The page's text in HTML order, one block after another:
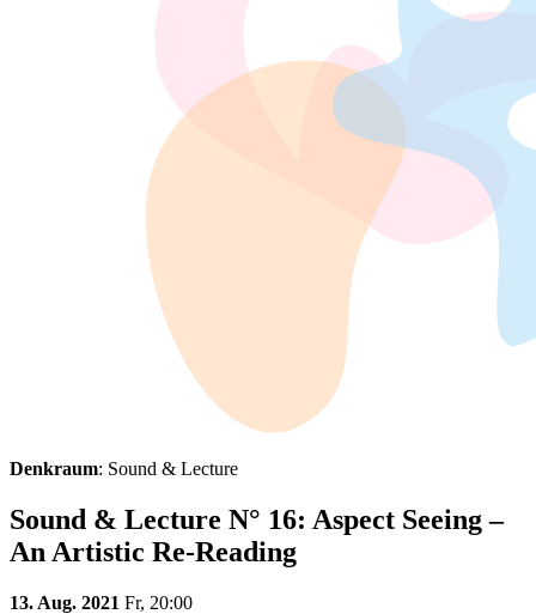
Denkraum: Sound & Lecture
Sound & Lecture N° 16: Aspect Seeing –
An Artistic Re-Reading
13. Aug. 2021 Fr, 20:00